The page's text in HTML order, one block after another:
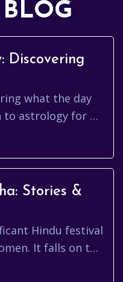
Discovering
what the day
to astrology for a
in the right
Stories &
Hindu festival
It falls on the
(bright